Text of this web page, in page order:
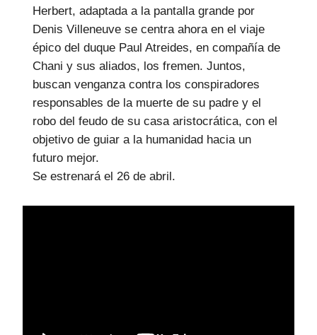
Herbert, adaptada a la pantalla grande por
Denis Villeneuve se centra ahora en el viaje
épico del duque Paul Atreides, en compañía de
Chani y sus aliados, los fremen. Juntos,
buscan venganza contra los conspiradores
responsables de la muerte de su padre y el
robo del feudo de su casa aristocrática, con el
objetivo de guiar a la humanidad hacia un
futuro mejor.
Se estrenará el 26 de abril.